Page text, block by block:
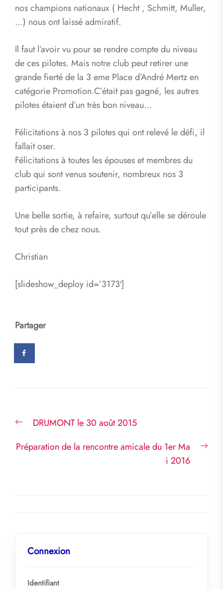
nos champions nationaux ( Hecht , Schmitt, Muller,
…) nous ont laissé admiratif.
Il faut l’avoir vu pour se rendre compte du niveau
de ces pilotes. Mais notre club peut retirer une
grande fierté de la 3 eme Place d’André Mertz en
catégorie Promotion.C’était pas gagné, les autres
pilotes étaient d’un très bon niveau…
Félicitations à nos 3 pilotes qui ont relevé le défi, il
fallait oser.
Félicitations à toutes les épouses et membres du
club qui sont venus soutenir, nombreux nos 3
participants.
Une belle sortie, à refaire, surtout qu’elle se déroule
tout près de chez nous.
Christian
[slideshow_deploy id=’3173′]
Partager
de
l’article
PreviousDRUMONT le 30 août 2015
Préparation de la rencontre amicale du 1er Ma
i 2016
Connexion
Identifiant